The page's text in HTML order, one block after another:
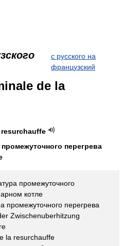
с русского на
французский
de la
перегрева
промежуточного
котле
промежуточного перегрева
Zwischenuberhitzung
la resurchauffe